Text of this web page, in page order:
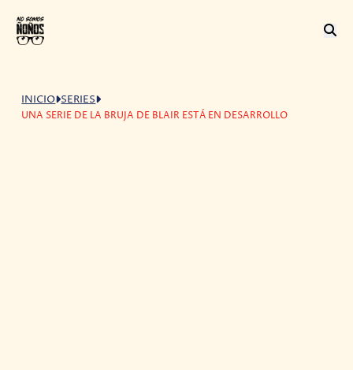
INICIO SERIES
UNA SERIE DE LA BRUJA DE BLAIR ESTÁ EN DESARROLLO